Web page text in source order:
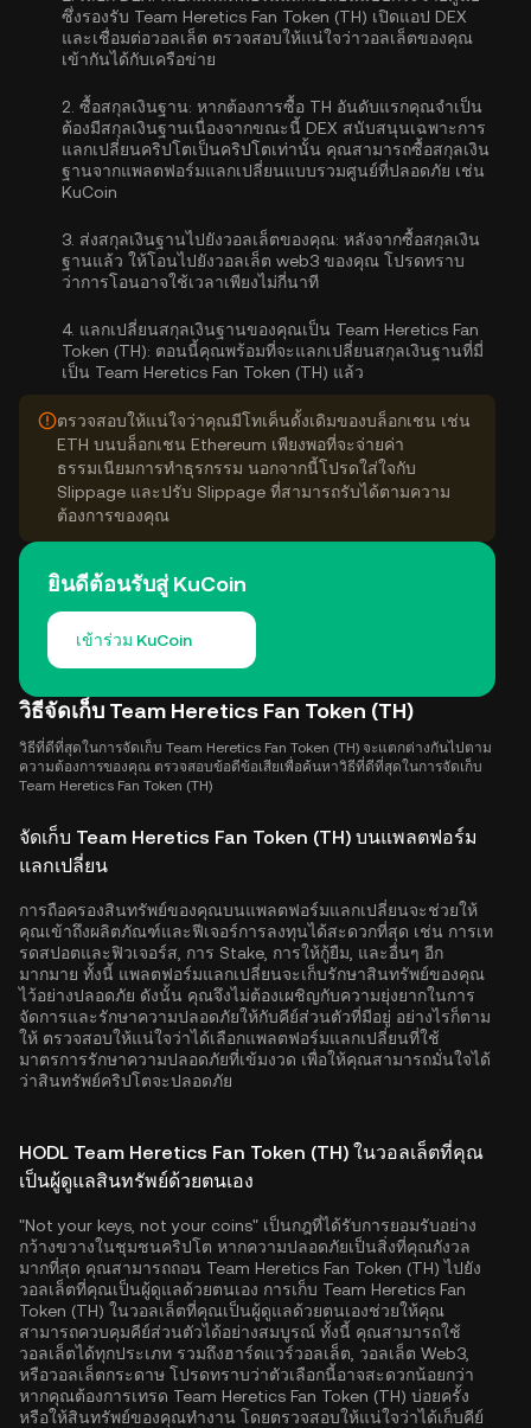
ซึ่งรองรับ Team Heretics Fan Token (TH) เปิดแอป DEX
และเชื่อมต่อวอลเล็ต ตรวจสอบให้แน่ใจว่าวอลเล็ตของคุณ
เข้ากันได้กับเครือข่าย
2. ซื้อสกุลเงินฐาน: หากต้องการซื้อ TH อันดับแรกคุณจำเป็น
ต้องมีสกุลเงินฐานเนื่องจากขณะนี้ DEX สนับสนุนเฉพาะการ
แลกเปลี่ยนคริปโตเป็นคริปโตเท่านั้น คุณสามารถซื้อสกุลเงิน
ฐานจากแพลตฟอร์มแลกเปลี่ยนแบบรวมศูนย์ที่ปลอดภัย เช่น
KuCoin
3. ส่งสกุลเงินฐานไปยังวอลเล็ตของคุณ: หลังจากซื้อสกุลเงิน
ฐานแล้ว ให้โอนไปยังวอลเล็ต web3 ของคุณ โปรดทราบ
ว่าการโอนอาจใช้เวลาเพียงไม่กี่นาที
4. แลกเปลี่ยนสกุลเงินฐานของคุณเป็น Team Heretics Fan
Token (TH): ตอนนี้คุณพร้อมที่จะแลกเปลี่ยนสกุลเงินฐานที่มี่
เป็น Team Heretics Fan Token (TH) แล้ว
ตรวจสอบให้แน่ใจว่าคุณมีโทเค็นดั้งเดิมของบล็อกเชน เช่น
ETH บนบล็อกเชน Ethereum เพียงพอที่จะจ่ายค่า
ธรรมเนียมการทำธุรกรรม นอกจากนี้โปรดใส่ใจกับ
Slippage และปรับ Slippage ที่สามารถรับได้ตามความ
ต้องการของคุณ
ยินดีต้อนรับสู่ KuCoin
เข้าร่วม KuCoin
วิธีจัดเก็บ Team Heretics Fan Token (TH)
วิธีที่ดีที่สุดในการจัดเก็บ Team Heretics Fan Token (TH) จะแตกต่างกันไปตาม
ความต้องการของคุณ ตรวจสอบข้อดีข้อเสียเพื่อค้นหาวิธีที่ดีที่สุดในการจัดเก็บ
Team Heretics Fan Token (TH)
จัดเก็บ Team Heretics Fan Token (TH) บนแพลตฟอร์ม
แลกเปลี่ยน
การถือครองสินทรัพย์ของคุณบนแพลตฟอร์มแลกเปลี่ยนจะช่วยให้
คุณเข้าถึงผลิตภัณฑ์และฟีเจอร์การลงทุนได้สะดวกที่สุด เช่น การเท
รดสปอตและฟิวเจอร์ส, การ Stake, การให้กู้ยืม, และอื่นๆ อีก
มากมาย ทั้งนี้ แพลตฟอร์มแลกเปลี่ยนจะเก็บรักษาสินทรัพย์ของคุณ
ไว้อย่างปลอดภัย ดังนั้น คุณจึงไม่ต้องเผชิญกับความยุ่งยากในการ
จัดการและรักษาความปลอดภัยให้กับคีย์ส่วนตัวที่มีอยู่ อย่างไรก็ตาม
ให้ ตรวจสอบให้แน่ใจว่าได้เลือกแพลตฟอร์มแลกเปลี่ยนที่ใช้
มาตรการรักษาความปลอดภัยที่เข้มงวด เพื่อให้คุณสามารถมั่นใจได้
ว่าสินทรัพย์คริปโตจะปลอดภัย
HODL Team Heretics Fan Token (TH) ในวอลเล็ตที่คุณ
เป็นผู้ดูแลสินทรัพย์ด้วยตนเอง
"Not your keys, not your coins" เป็นกฎที่ได้รับการยอมรับอย่าง
กว้างขวางในชุมชนคริปโต หากความปลอดภัยเป็นสิ่งที่คุณกังวล
มากที่สุด คุณสามารถถอน Team Heretics Fan Token (TH) ไปยัง
วอลเล็ตที่คุณเป็นผู้ดูแลด้วยตนเอง การเก็บ Team Heretics Fan
Token (TH) ในวอลเล็ตที่คุณเป็นผู้ดูแลด้วยตนเองช่วยให้คุณ
สามารถควบคุมคีย์ส่วนตัวได้อย่างสมบูรณ์ ทั้งนี้ คุณสามารถใช้
วอลเล็ตได้ทุกประเภท รวมถึงฮาร์ดแวร์วอลเล็ต, วอลเล็ต Web3,
หรือวอลเล็ตกระดาษ โปรดทราบว่าตัวเลือกนี้อาจสะดวกน้อยกว่า
หากคุณต้องการเทรด Team Heretics Fan Token (TH) บ่อยครั้ง
หรือให้สินทรัพย์ของคุณทำงาน โดยตรวจสอบให้แน่ใจว่าได้เก็บคีย์